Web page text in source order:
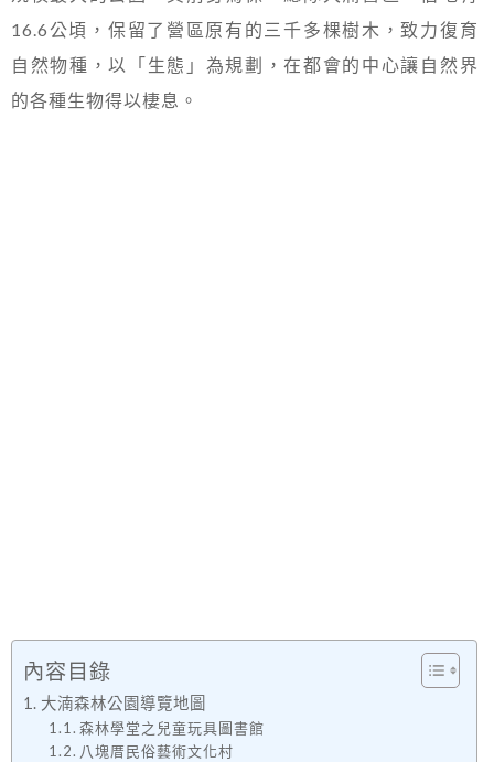
16.6公頃，保留了營區原有的三千多棵樹木，致力復育
自然物種，以「生態」為規劃，在都會的中心讓自然界
的各種生物得以棲息。
內容目錄
大湳森林公園導覽地圖
森林學堂之兒童玩具圖書館
八塊厝民俗藝術文化村